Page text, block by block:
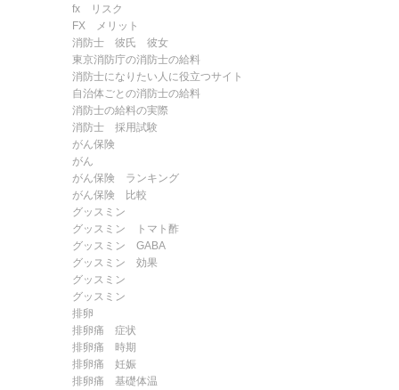
fx リスク
FX メリット
消防士 彼氏 彼女
東京消防庁の消防士の給料
消防士になりたい人に役立つサイト
自治体ごとの消防士の給料
消防士の給料の実際
消防士 採用試験
がん保険
がん
がん保険 ランキング
がん保険 比較
グッスミン
グッスミン トマト酢
グッスミン GABA
グッスミン 効果
グッスミン
グッスミン
排卵
排卵痛 症状
排卵痛 時期
排卵痛 妊娠
排卵痛 基礎体温